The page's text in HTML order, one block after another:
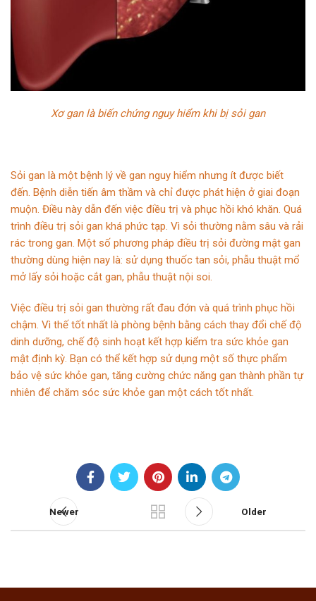
Xơ gan là biến chứng nguy hiểm khi bị sỏi gan
Sỏi gan là một bệnh lý về gan nguy hiểm nhưng ít được biết
đến. Bệnh diễn tiến âm thầm và chỉ được phát hiện ở giai đoạn
muộn. Điều này dẫn đến việc điều trị và phục hồi khó khăn. Quá
trình điều trị sỏi gan khá phức tạp. Vì sỏi thường nằm sâu và rải
rác trong gan. Một số phương pháp điều trị sỏi đường mật gan
thường dùng hiện nay là: sử dụng thuốc tan sỏi, phẫu thuật mổ
mở lấy sỏi hoặc cắt gan, phẫu thuật nội soi.
Việc điều trị sỏi gan thường rất đau đớn và quá trình phục hồi
chậm. Vì thế tốt nhất là phòng bệnh bằng cách thay đổi chế độ
dinh dưỡng, chế độ sinh hoạt kết hợp kiểm tra sức khỏe gan
mật định kỳ. Bạn có thể kết hợp sử dụng một số thực phẩm
bảo vệ sức khỏe gan, tăng cường chức năng gan thành phần tự
nhiên để chăm sóc sức khỏe gan một cách tốt nhất.
Newer Older